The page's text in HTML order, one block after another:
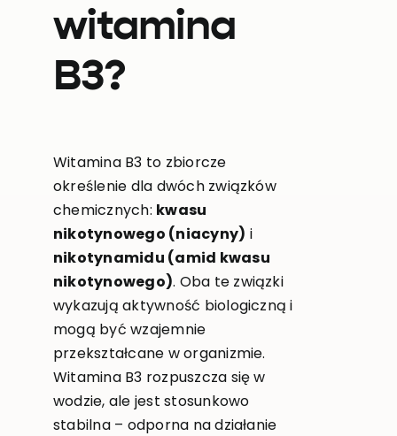
witamina
B3?
Witamina B3 to zbiorcze
określenie dla dwóch związków
chemicznych: kwasu
nikotynowego (niacyny) i
nikotynamidu (amid kwasu
nikotynowego). Oba te związki
wykazują aktywność biologiczną i
mogą być wzajemnie
przekształcane w organizmie.
Witamina B3 rozpuszcza się w
wodzie, ale jest stosunkowo
stabilna – odporna na działanie